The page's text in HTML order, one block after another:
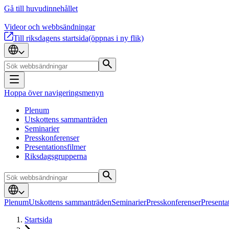
Gå till huvudinnehållet
Videor och webbsändningar
Till riksdagens startsida(öppnas i ny flik)
Hoppa över navigeringsmenyn
Plenum
Utskottens sammanträden
Seminarier
Presskonferenser
Presentationsfilmer
Riksdagsgrupperna
PlenumUtskottens sammanträdenSeminarierPresskonferenser
Startsida